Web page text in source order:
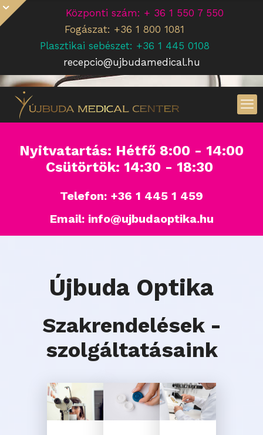
Központi szám: + 36 1 550 7 550
Fogászat: +36 1 800 1081
Plasztikai sebészet: +36 1 445 0108
recepcio@ujbudamedical.hu
Nyitvatartás: Hétfő 8:00 - 14:00
Csütörtök: 14:30 - 18:30
Telefon: +36 1 445 1 459
Email: info@ujbudaoptika.hu
Újbuda Optika
Szakrendelések -
szolgáltatásaink